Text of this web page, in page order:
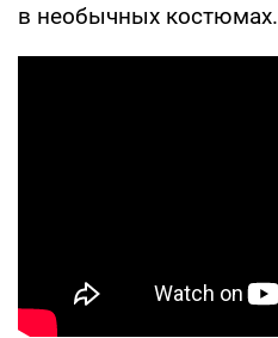
в необычных костюмах.